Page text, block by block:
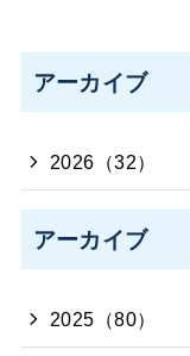
アーカイブ
2026（32）
アーカイブ
2025（80）